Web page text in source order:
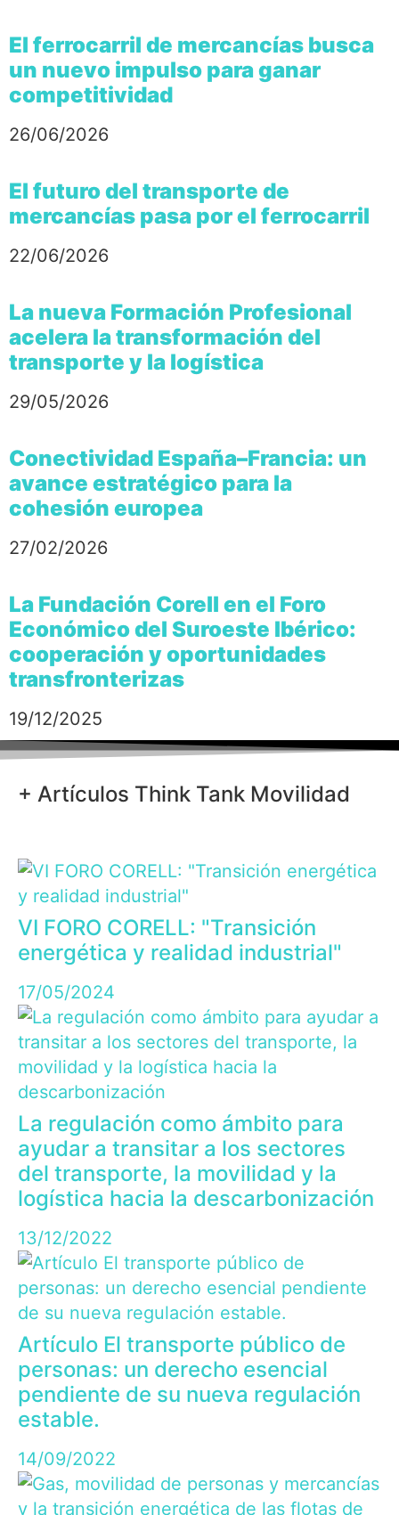
El ferrocarril de mercancías busca
un nuevo impulso para ganar
competitividad
26/06/2026
El futuro del transporte de
mercancías pasa por el ferrocarril
22/06/2026
La nueva Formación Profesional
acelera la transformación del
transporte y la logística
29/05/2026
Conectividad España–Francia: un
avance estratégico para la
cohesión europea
27/02/2026
La Fundación Corell en el Foro
Económico del Suroeste Ibérico:
cooperación y oportunidades
transfronterizas
19/12/2025
+ Artículos Think Tank Movilidad
VI FORO CORELL: "Transición
energética y realidad industrial"
17/05/2024
La regulación como ámbito para
ayudar a transitar a los sectores
del transporte, la movilidad y la
logística hacia la descarbonización
13/12/2022
Artículo El transporte público de
personas: un derecho esencial
pendiente de su nueva regulación
estable.
14/09/2022